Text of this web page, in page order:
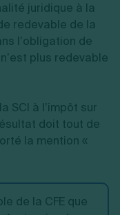
juridique à la
redevable de la
l’obligation de
plus redevable
SCI à l’impôt sur
doit tout de
la mention «
de la CFE que